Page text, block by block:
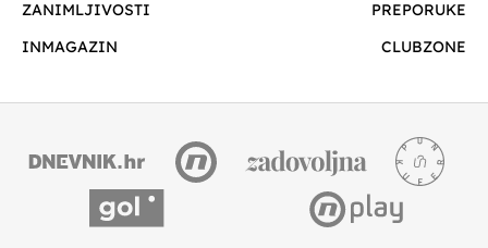
ZANIMLJIVOSTI
PREPORUKE
INMAGAZIN
CLUBZONE